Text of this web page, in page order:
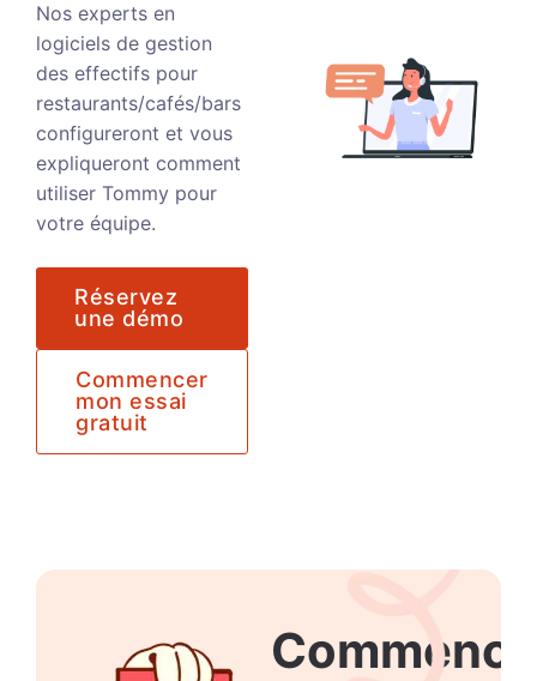
Nos experts en
logiciels de gestion
des effectifs pour
restaurants/cafés/bars
configureront et vous
expliqueront comment
utiliser Tommy pour
votre équipe.
Réservez
une démo
Commencer
mon essai
gratuit